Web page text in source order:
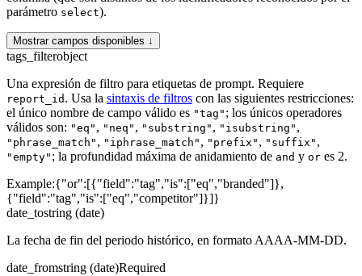
parámetro select).
Mostrar campos disponibles ↓
tags_filterobject
Una expresión de filtro para etiquetas de prompt. Requiere
report_id . Usa la sintaxis de filtros con las siguientes restricciones:
el único nombre de campo válido es "tag" ; los únicos operadores
válidos son: "eq" , "neq" , "substring" , "isubstring" ,
"phrase_match" , "iphrase_match" , "prefix" , "suffix" ,
"empty" ; la profundidad máxima de anidamiento de and y or es 2.
Example:{"or":[{"field":"tag","is":["eq","branded"]},
{"field":"tag","is":["eq","competitor"]}]}
date_tostring (date)
La fecha de fin del periodo histórico, en formato AAAA-MM-DD.
date_fromstring (date)Required